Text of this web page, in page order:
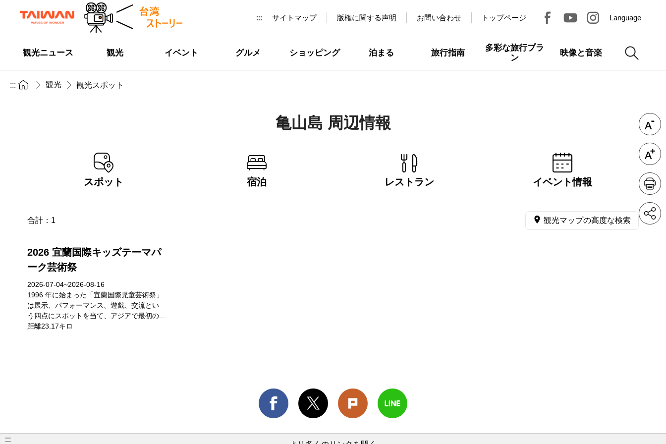
::: サイトマップ 版権に関する声明 お問い合わせ トップページ Language
観光ニュース 観光 イベント グルメ ショッピング 泊まる 旅行指南
多彩な旅行プラ
ン
映像と音楽
::: 観光 観光スポット
亀山島 周辺情報
スポット 宿泊 レストラン イベント情報
合計： 1 観光マップの高度な検索
2026 宜蘭国際キッズテーマパ
ーク芸術祭
2026-07-04~2026-08-16
1996 年に始まった「宜蘭国際児童芸術祭」
は展示、パフォーマンス、遊戯、交流とい
う四点にスポットを当て、アジアで最初の...
距離23.17キロ
:::